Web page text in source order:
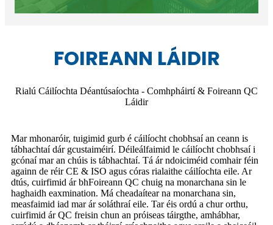
FOIREANN LÁIDIR
Rialú Cáilíochta Déantúsaíochta - Comhpháirtí & Foireann QC
Láidir
Mar mhonaróir, tuigimid gurb é cáilíocht chobhsaí an ceann is
tábhachtaí dár gcustaiméirí. Déileálfaimid le cáilíocht chobhsaí i
gcónaí mar an chúis is tábhachtaí. Tá ár ndoiciméid comhair féin
againn de réir CE & ISO agus córas rialaithe cáilíochta eile. Ar
dtús, cuirfimid ár bhFoireann QC chuig na monarchana sin le
haghaidh eaxmination. Má cheadaítear na monarchana sin,
measfaimid iad mar ár soláthraí eile. Tar éis ordú a chur orthu,
cuirfimid ár QC freisin chun an próiseas táirgthe, amhábhar,